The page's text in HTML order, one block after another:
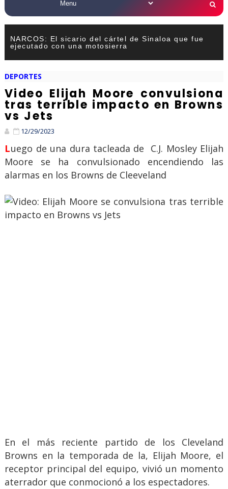
NARCOS: El sicario del cártel de Sinaloa que fue
ejecutado con una motosierra
DEPORTES
Video Elijah Moore convulsiona
tras terrible impacto en Browns
vs Jets
12/29/2023
Luego de una dura tacleada de C.J. Mosley Elijah
Moore se ha convulsionado encendiendo las
alarmas en los Browns de Cleeveland
En el más reciente partido de los Cleveland
Browns en la temporada de la, Elijah Moore, el
receptor principal del equipo, vivió un momento
aterrador que conmocionó a los espectadores.